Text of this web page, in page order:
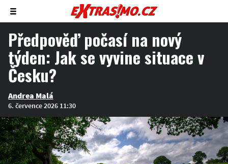
Zobrazit/skrýt
menu
Předpověď počasí na nový
týden: Jak se vyvine situace v
Česku?
Andrea Malá
6. července 2026 11:30